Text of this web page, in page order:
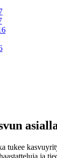
tukee
ja